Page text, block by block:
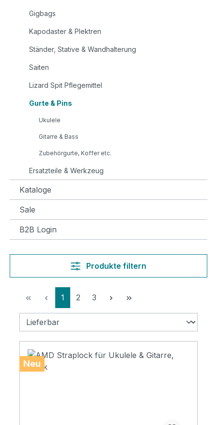
Gigbags
Kapodaster & Plektren
Ständer, Stative & Wandhalterung
Saiten
Lizard Spit Pflegemittel
Gurte & Pins
Ukulele
Gitarre & Bass
Zubehörgurte, Koffer etc.
Ersatzteile & Werkzeug
Kataloge
Sale
B2B Login
Produkte filtern
Seite
1 Seite
2 Seite
3
Neu